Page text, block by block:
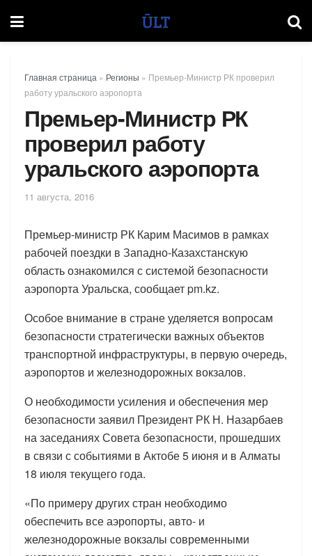
Главная страница » Регионы » Премьер-Министр РК проверил
работу уральского аэропорта
Премьер-Министр РК
проверил работу
уральского аэропорта
11 августа, 2016
Премьер-министр РК Карим Масимов в рамках
рабочей поездки в Западно-Казахстанскую
область ознакомился с системой безопасности
аэропорта Уральска, сообщает pm.kz.
Особое внимание в стране уделяется вопросам
безопасности стратегически важных объектов
транспортной инфраструктуры, в первую очередь,
аэропортов и железнодорожных вокзалов.
О необходимости усиления и обеспечения мер
безопасности заявил Президент РК Н. Назарбаев
на заседаниях Совета безопасности, прошедших
в связи с событиями в Актобе 5 июня и в Алматы
18 июля текущего года.
«По примеру других стран необходимо
обеспечить все аэропорты, авто- и
железнодорожные вокзалы современными